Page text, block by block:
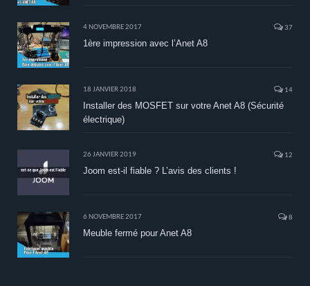
4 NOVEMBRE 2017 37
1ère impression avec l’Anet A8
18 JANVIER 2018 14
Installer des MOSFET sur votre Anet A8 (Sécurité
électrique)
26 JANVIER 2019 12
Joom est-il fiable ? L’avis des clients !
6 NOVEMBRE 2017 8
Meuble fermé pour Anet A8